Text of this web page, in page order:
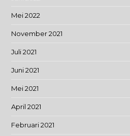
Mei 2022
November 2021
Juli 2021
Juni 2021
Mei 2021
April 2021
Februari 2021